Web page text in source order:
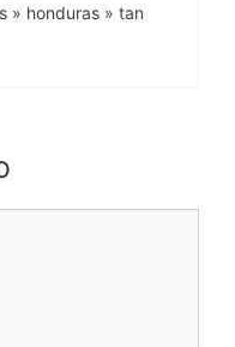
» honduras » tan